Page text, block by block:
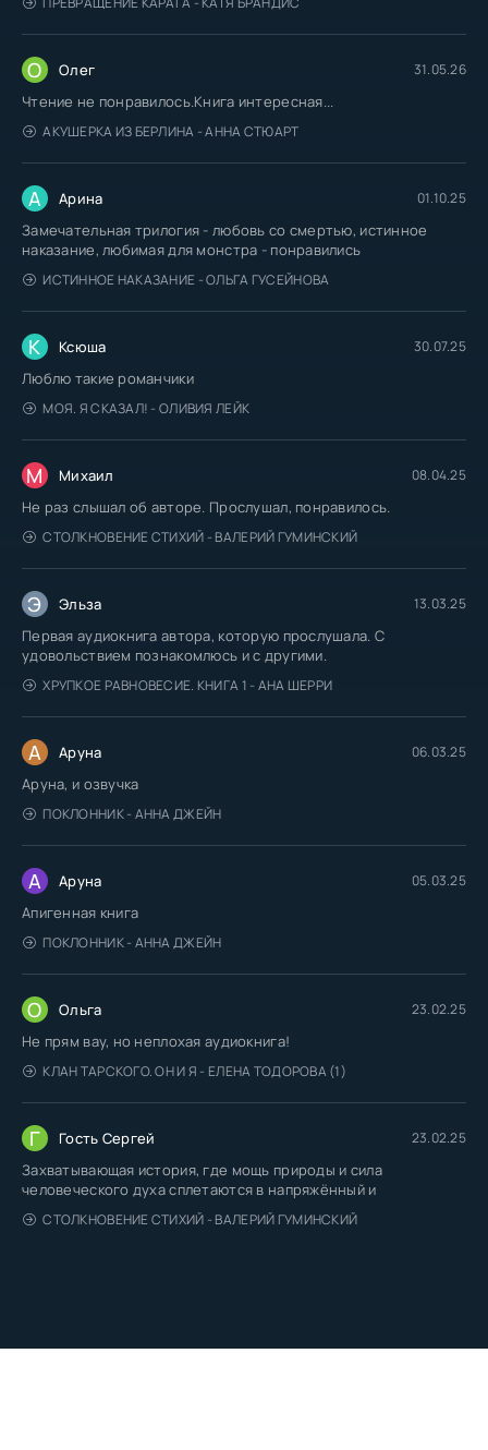
О Олег 31.05.26
Чтение не понравилось.Книга интересная...
АКУШЕРКА ИЗ БЕРЛИНА - АННА СТЮАРТ
А Арина 01.10.25
Замечательная трилогия - любовь со смертью, истинное
наказание, любимая для монстра - понравились
ИСТИННОЕ НАКАЗАНИЕ - ОЛЬГА ГУСЕЙНОВА
К Ксюша 30.07.25
Люблю такие романчики
МОЯ. Я СКАЗАЛ! - ОЛИВИЯ ЛЕЙК
М Михаил 08.04.25
Не раз слышал об авторе. Прослушал, понравилось.
СТОЛКНОВЕНИЕ СТИХИЙ - ВАЛЕРИЙ ГУМИНСКИЙ
Э Эльза 13.03.25
Первая аудиокнига автора, которую прослушала. С
удовольствием познакомлюсь и с другими.
ХРУПКОЕ РАВНОВЕСИЕ. КНИГА 1 - АНА ШЕРРИ
А Аруна 06.03.25
Аруна, и озвучка
ПОКЛОННИК - АННА ДЖЕЙН
А Аруна 05.03.25
Апигенная книга
ПОКЛОННИК - АННА ДЖЕЙН
О Ольга 23.02.25
Не прям вау, но неплохая аудиокнига!
КЛАН ТАРСКОГО. ОН И Я - ЕЛЕНА ТОДОРОВА (1)
Г Гость Сергей 23.02.25
Захватывающая история, где мощь природы и сила
человеческого духа сплетаются в напряжённый и
СТОЛКНОВЕНИЕ СТИХИЙ - ВАЛЕРИЙ ГУМИНСКИЙ